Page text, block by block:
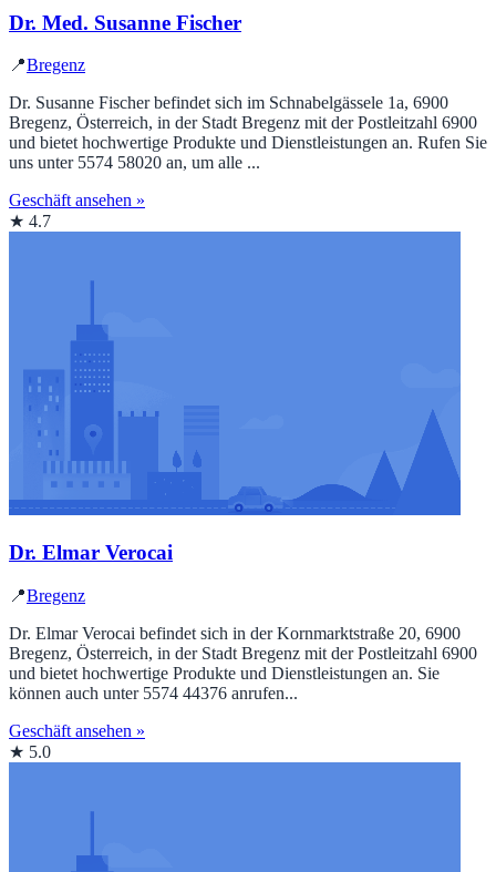
Dr. Med. Susanne Fischer
📍Bregenz
Dr. Susanne Fischer befindet sich im Schnabelgässele 1a, 6900
Bregenz, Österreich, in der Stadt Bregenz mit der Postleitzahl 6900
und bietet hochwertige Produkte und Dienstleistungen an. Rufen Sie
uns unter 5574 58020 an, um alle ...
Geschäft ansehen »
★ 4.7
Dr. Elmar Verocai
📍Bregenz
Dr. Elmar Verocai befindet sich in der Kornmarktstraße 20, 6900
Bregenz, Österreich, in der Stadt Bregenz mit der Postleitzahl 6900
und bietet hochwertige Produkte und Dienstleistungen an. Sie
können auch unter 5574 44376 anrufen...
Geschäft ansehen »
★ 5.0